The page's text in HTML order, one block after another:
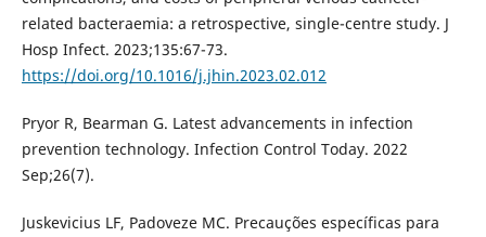
related bacteraemia: a retrospective, single-centre study. J
Hosp Infect. 2023;135:67-73.
https://doi.org/10.1016/j.jhin.2023.02.012
Pryor R, Bearman G. Latest advancements in infection
prevention technology. Infection Control Today. 2022
Sep;26(7).
Juskevicius LF, Padoveze MC. Precauções específicas para